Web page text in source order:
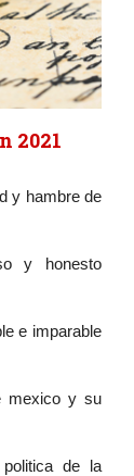
2021
y hambre de
y honesto
e imparable
mexico y su
de la